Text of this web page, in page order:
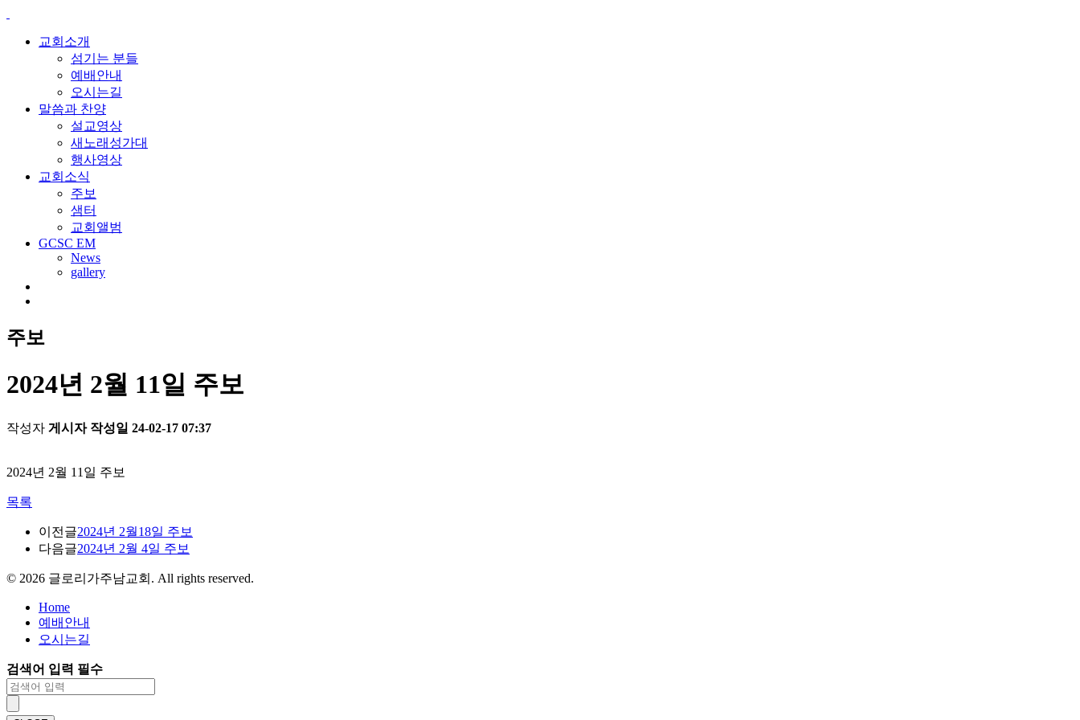
교회소개
섬기는 분들
예배안내
오시는길
말씀과 찬양
설교영상
새노래성가대
행사영상
교회소식
주보
샘터
교회앨범
GCSC EM
News
gallery
주보
2024년 2월 11일 주보
작성자 게시자 작성일 24-02-17 07:37
2024년 2월 11일 주보
목록
이전글2024년 2월18일 주보
다음글2024년 2월 4일 주보
© 2026 글로리가주남교회. All rights reserved.
Home
예배안내
오시는길
검색어 입력 필수